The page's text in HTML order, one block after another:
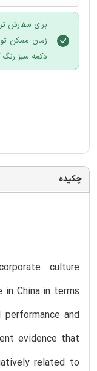
برای سفارش
زمان ممکن
دکمه سبز رنگ
چکیده
culture
China in terms
and
evidence that
related to